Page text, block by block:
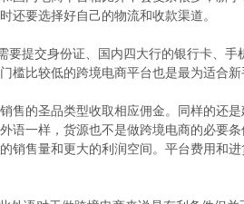
还要选择好自己的物流和收款渠道。
提交身份证、国内四大行的银行卡、手
比较低的跨境电商平台也是最为适合新
售的圣品类型收取相应佣金。同样的还
语一样，货源也不是做跨境电商的必要
销售量和更大的利润空间。平台费用和